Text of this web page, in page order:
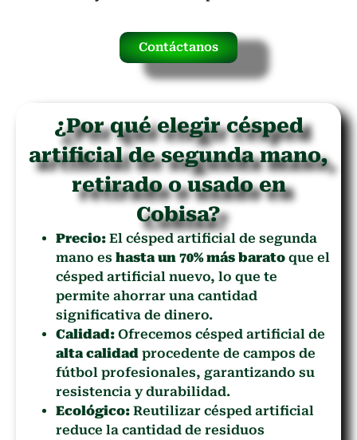
Contáctanos
¿Por qué elegir césped
artificial de segunda mano,
retirado o usado en
Cobisa?
Precio: El césped artificial de segunda
mano es hasta un 70% más barato que el
césped artificial nuevo, lo que te
permite ahorrar una cantidad
significativa de dinero.
Calidad: Ofrecemos césped artificial de
alta calidad procedente de campos de
fútbol profesionales, garantizando su
resistencia y durabilidad.
Ecológico: Reutilizar césped artificial
reduce la cantidad de residuos